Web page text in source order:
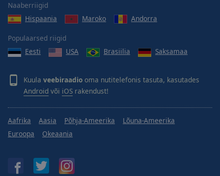
Naaberriigid
Hispaania
Maroko Andorra
Populaarsed riigid
Eesti
USA Brasiilia Saksamaa
Kuula veebiraadio oma nutitelefonis tasuta, kasutades
Android või iOS rakendust!
Aafrika Aasia Põhja-Ameerika
Lõuna-Ameerika
Euroopa
Okeaania